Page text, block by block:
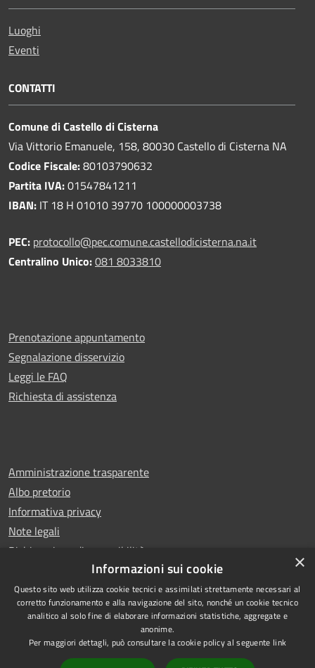
Luoghi
Eventi
CONTATTI
Comune di Castello di Cisterna
Via Vittorio Emanuele, 158, 80030 Castello di Cisterna NA
Codice Fiscale:80103790632
Partita IVA:01547841211
IBAN: IT 18 H 01010 39770 100000003738
PEC: protocollo@pec.comune.castellodicisterna.na.it
Centralino Unico:081 8033810
Prenotazione appuntamento
Segnalazione disservizio
Leggi le FAQ
Richiesta di assistenza
Amministrazione trasparente
Albo pretorio
Informativa privacy
Note legali
Dichiarazione di accessibilità
RSS
Accessibilità
Copyright © 2026 • Comune di
Castello di Cisterna • Powered
byMunicipium•
×
Informazioni sui cookie
Questo sito web utilizza cookie tecnici e assimilati strettamente necessari al
corretto funzionamento e alla navigazione del sito, nonché un cookie tecnico
analitico al solo fine di elaborare informazioni statistiche, aggregate e
anonime.
Per maggiori dettagli, può consultare la cookie policy al seguente link